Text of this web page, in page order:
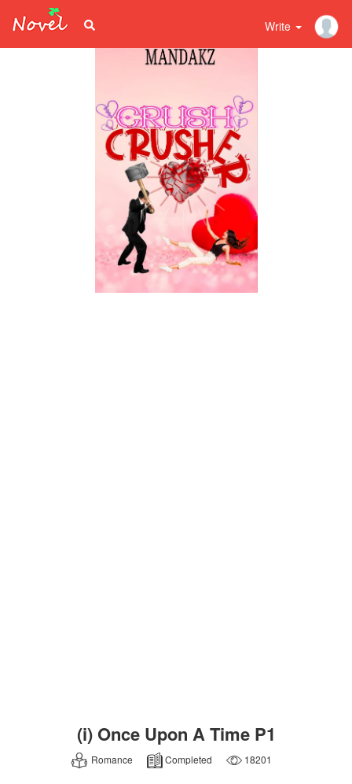
Write
(i) Once Upon A Time P1
Romance Completed 18201